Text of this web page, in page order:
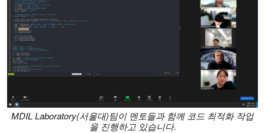
MDIL Laboratory(서울대)팀이 멘토들과 함께 코드 최적화 작업
을 진행하고 있습니다.